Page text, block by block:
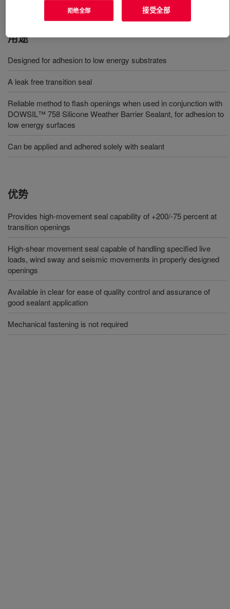
用途
Designed for adhesion to low energy substrates
A leak free transition seal
Reliable method to flash openings when used in conjunction with
DOWSIL™ 758 Silicone Weather Barrier Sealant, for adhesion to
low energy surfaces
Can be applied and adhered solely with sealant
优势
Provides high-movement seal capability of +200/-75 percent at
transition openings
High-shear movement seal capable of handling specified live
loads, wind sway and seismic movements in properly designed
openings
Available in clear for ease of quality control and assurance of
good sealant application
Mechanical fastening is not required
拒绝全部 接受全部